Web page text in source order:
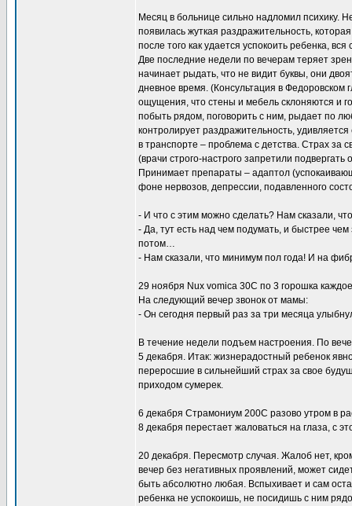
Месяц в больнице сильно надломил психику.
появилась жуткая раздражительность,
после того как удается успокоить ребенка,
Две последние недели по вечерам теряет
начинает рыдать, что не видит буквы, они
дневное время. (Консультация в
ощущения, что стены и мебель склоняются и
побыть рядом, поговорить с ним, рыдает по
контролирует раздражительность,
в транспорте – проблема с детства. Страх за
(врачи строго-настрого запретили
Принимает препараты – адаптол
фоне нервозов, депрессии, подавленного
- И что с этим можно сделать? Нам сказали,
- Да, тут есть над чем подумать, и быстрее
потом…
- Нам сказали, что минимум пол года! И на
29 ноября Nux vomica 30C по 3 горошка
На следующий вечер звонок от мамы:
- Он сегодня первый раз за три месяца
В течение недели подъем настроения. По
5 декабря. Итак: жизнерадостный ребенок
переросшие в сильнейший страх за свое
приходом сумерек.
6 декабря Страмониум 200С разово утром в
8 декабря перестает жаловаться на глаза, с
20 декабря. Пересмотр случая. Жалоб нет,
вечер без негативных проявлений, может
быть абсолютно любая. Вспыхивает и сам
ребенка не успокоишь, не посидишь с ним